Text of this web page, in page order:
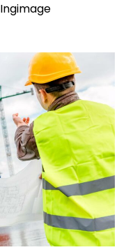
Ingimage